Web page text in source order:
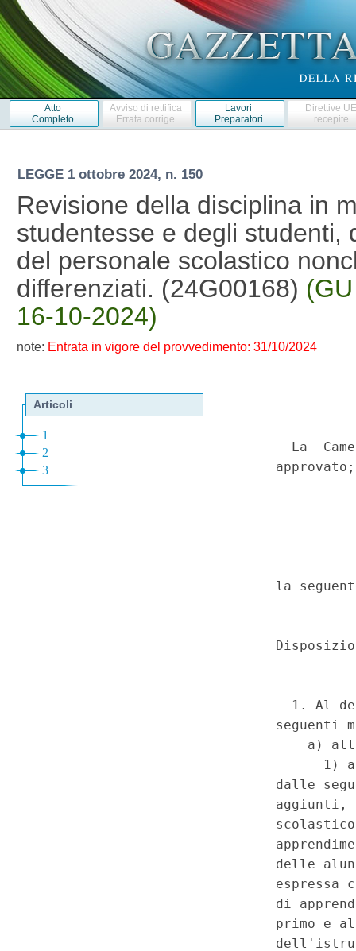
Atto
Completo
Avviso di rettifica
Errata corrige
Lavori
Preparatori
Direttive
recepite
LEGGE 1 ottobre 2024, n. 150
Revisione della disciplina in
studentesse e degli studenti,
del personale scolastico
differenziati. (24G00168)
16-10-2024)
note: Entrata in vigore del provvedimento: 31/10/2024